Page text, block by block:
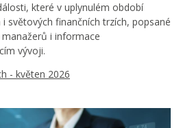
které v uplynulém období
světových finančních trzích, popsané
i informace
vývoji.
- květen 2026